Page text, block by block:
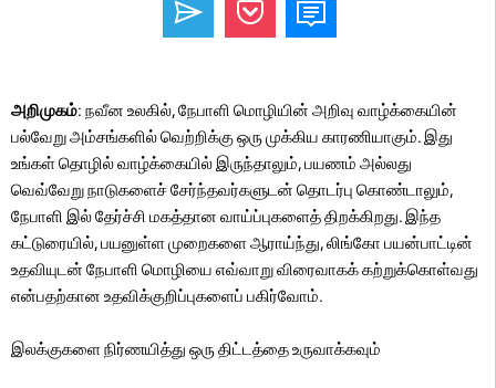
அறிமுகம்: நவீன உலகில், நேபாளி மொழியின் அறிவு வாழ்க்கையின்
பல்வேறு அம்சங்களில் வெற்றிக்கு ஒரு முக்கிய காரணியாகும். இது
உங்கள் தொழில் வாழ்க்கையில் இருந்தாலும், பயணம் அல்லது
வெவ்வேறு நாடுகளைச் சேர்ந்தவர்களுடன் தொடர்பு கொண்டாலும்,
நேபாளி இல் தேர்ச்சி மகத்தான வாய்ப்புகளைத் திறக்கிறது. இந்த
கட்டுரையில், பயனுள்ள முறைகளை ஆராய்ந்து, லிங்கோ பயன்பாட்டின்
உதவியுடன் நேபாளி மொழியை எவ்வாறு விரைவாகக் கற்றுக்கொள்வது
என்பதற்கான உதவிக்குறிப்புகளைப் பகிர்வோம்.
இலக்குகளை நிர்ணயித்து ஒரு திட்டத்தை உருவாக்கவும்